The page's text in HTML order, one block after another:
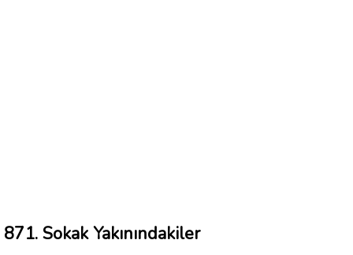
871. Sokak Yakınındakiler